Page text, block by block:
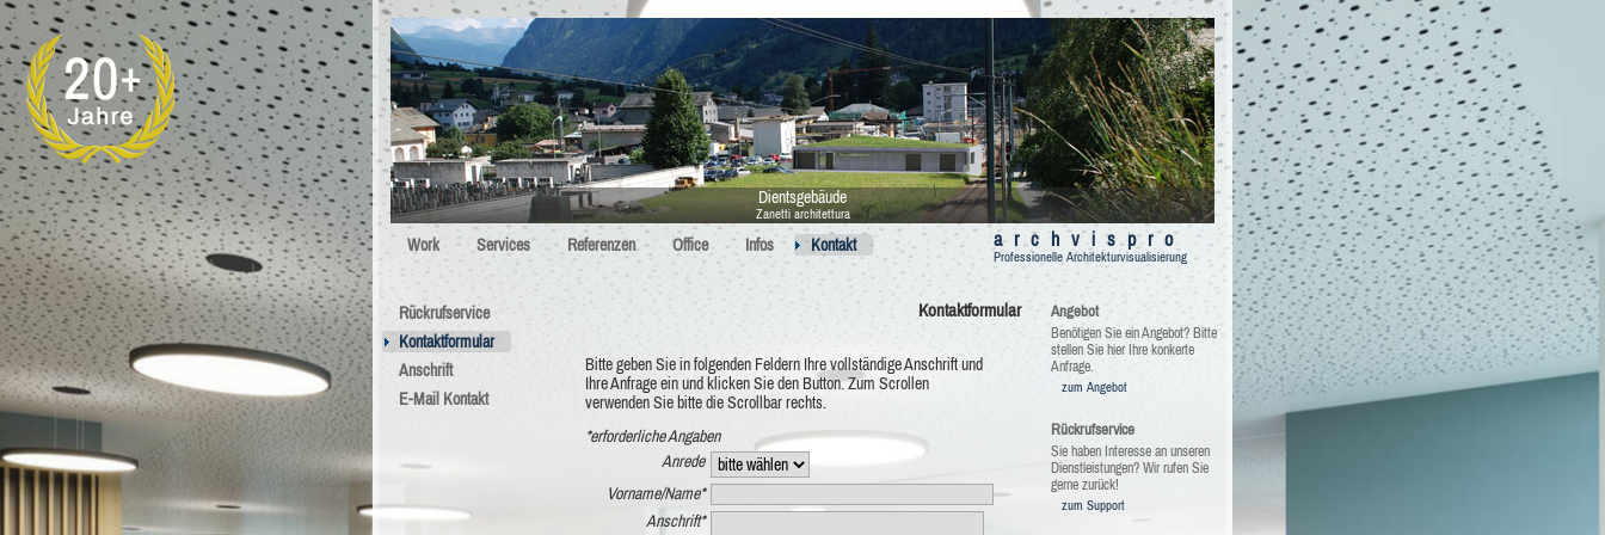
Dientsgebäude
Zanetti architettura archvispro
Professionelle Architekturvisualisierung
Work Services Referenzen Office Infos Kontakt
Rückrufservice
Kontaktformular
Anschrift
E-Mail Kontakt
Kontaktformular
Bitte geben Sie in folgenden Feldern Ihre vollständige Anschrift und
Ihre Anfrage ein und klicken Sie den Button. Zum Scrollen
verwenden Sie bitte die Scrollbar rechts.
*erforderliche Angaben
Anrede
Vorname/Name*
Anschrift*
Angebot
Benötigen Sie ein Angebot? Bitte
stellen Sie hier Ihre konkerte
Anfrage.
zum Angebot
Rückrufservice
Sie haben Interesse an unseren
Dienstleistungen? Wir rufen Sie
gerne zurück!
zum Support